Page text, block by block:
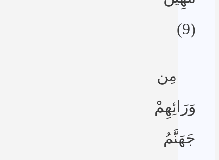
(9)
مِن
وَرَائِهِمْ
جَهَنَّمُ